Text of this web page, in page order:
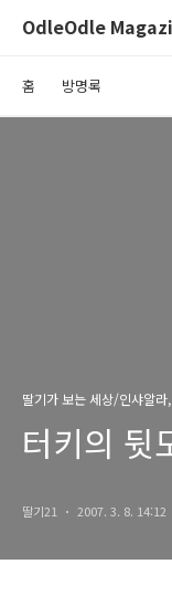
OdleOdle
홈 방명록
딸기가 보는 세상/인샤알라
터키의 뒷
딸기21 2007. 3. 8. 14:12